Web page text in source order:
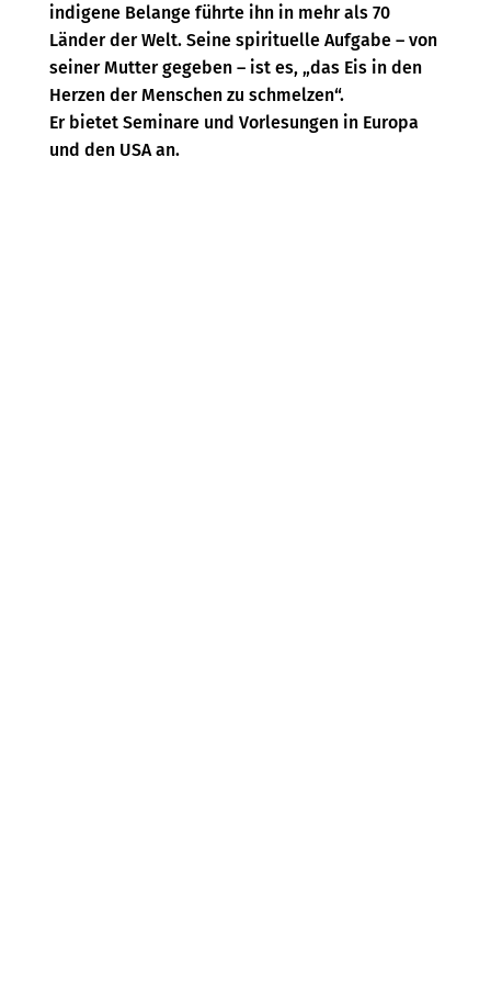
indigene Belange führte ihn in mehr als 70
Länder der Welt. Seine spirituelle Aufgabe – von
seiner Mutter gegeben – ist es, „das Eis in den
Herzen der Menschen zu schmelzen“.
Er bietet Seminare und Vorlesungen in Europa
und den USA an.